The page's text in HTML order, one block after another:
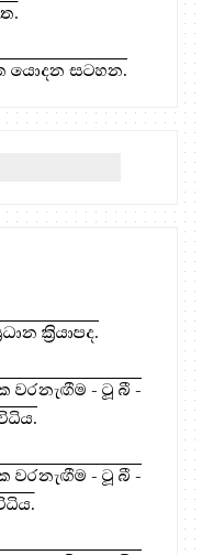
යොදන සටහන.
ක්‍රියාපද.
වරනැඟීම - ටූ බී -
වරනැඟීම - ටූ බී -